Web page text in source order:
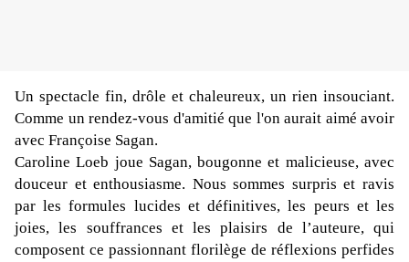
Un spectacle fin, drôle et chaleureux, un rien insouciant.
Comme un rendez-vous d'amitié que l'on aurait aimé avoir
avec Françoise Sagan.
Caroline Loeb joue Sagan,bougonne et malicieuse,avec
douceur et enthousiasme. Nous sommes surpris et ravis
par les formules lucides et définitives, les peurs et les
joies, les souffrances et les plaisirs de l’auteure, qui
composent ce passionnant florilège de réflexions perfides